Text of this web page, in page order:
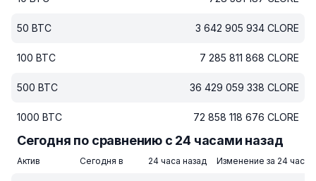
50 BTC 3 642 905 934 CLORE
100 BTC 7 285 811 868 CLORE
500 BTC 36 429 059 338 CLORE
1000 BTC 72 858 118 676 CLORE
Сегодня по сравнению с 24 часами назад
Актив Сегодня в 24 часа назад Изменение за 24 часа